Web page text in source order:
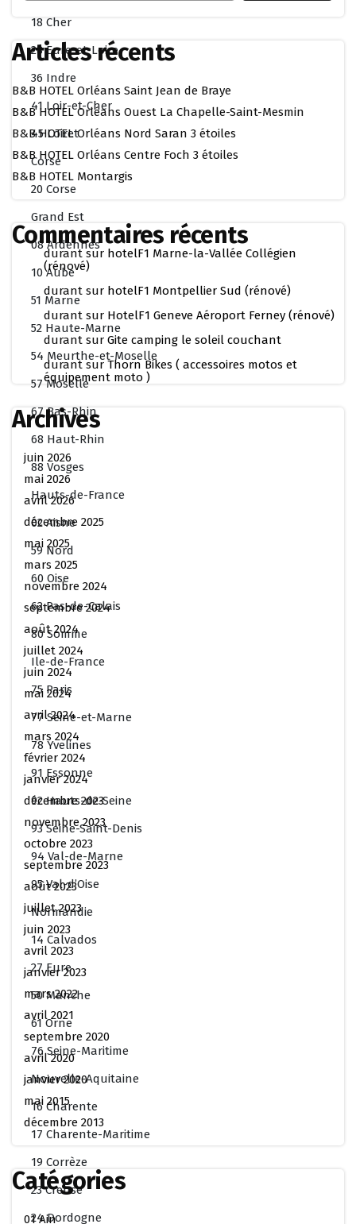
18 Cher
28 Eure-et-Loire
36 Indre
41 Loir-et-Cher
45 Loiret
Corse
20 Corse
Grand Est
08 Ardennes
10 Aube
51 Marne
52 Haute-Marne
54 Meurthe-et-Moselle
57 Moselle
67 Bas-Rhin
68 Haut-Rhin
88 Vosges
Hauts-de-France
02 Aisne
59 Nord
60 Oise
62 Pas-de-Calais
80 Somme
Ile-de-France
75 Paris
77 Seine-et-Marne
78 Yvelines
91 Essonne
92 Hauts-de-Seine
93 Seine-Saint-Denis
94 Val-de-Marne
95 Val-d’Oise
Normandie
14 Calvados
27 Eure
50 Manche
61 Orne
76 Seine-Maritime
Nouvelle-Aquitaine
16 Charente
17 Charente-Maritime
19 Corrèze
23 Creuse
24 Dordogne
Articles récents
B&B HOTEL Orléans Saint Jean de Braye
B&B HOTEL Orléans Ouest La Chapelle-Saint-Mesmin
B&B HOTEL Orléans Nord Saran 3 étoiles
B&B HOTEL Orléans Centre Foch 3 étoiles
B&B HOTEL Montargis
Commentaires récents
durantsur hotelF1 Marne-la-Vallée Collégien
(rénové)
durant sur hotelF1 Montpellier Sud (rénové)
durant sur HotelF1 Geneve Aéroport Ferney (rénové)
durant sur Gite camping le soleil couchant
durantsurThorn Bikes ( accessoires motos et
équipement moto )
Archives
juin 2026
mai 2026
avril 2026
décembre 2025
mai 2025
mars 2025
novembre 2024
septembre 2024
août 2024
juillet 2024
juin 2024
mai 2024
avril 2024
mars 2024
février 2024
janvier 2024
décembre 2023
novembre 2023
octobre 2023
septembre 2023
août 2023
juillet 2023
juin 2023
avril 2023
janvier 2023
mars 2022
avril 2021
septembre 2020
avril 2020
janvier 2020
mai 2015
décembre 2013
Catégories
01 Ain